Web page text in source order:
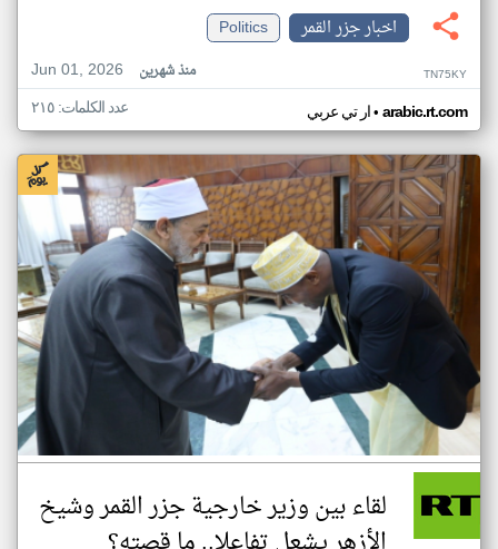
اخبار جزر القمر
Politics
Jun 01, 2026
منذ شهرين TN75KY
ار تي عربي• arabic.rt.com عدد الكلمات: ٢١٥
لقاء بين وزير خارجية جزر القمر وشيخ